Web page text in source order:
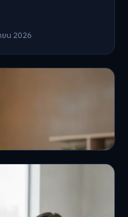
น 2026
จัดสรรงบอย่างไรไม่
น 2026
ทุนยุคใหม่ ไม่ต้องเฝ้า